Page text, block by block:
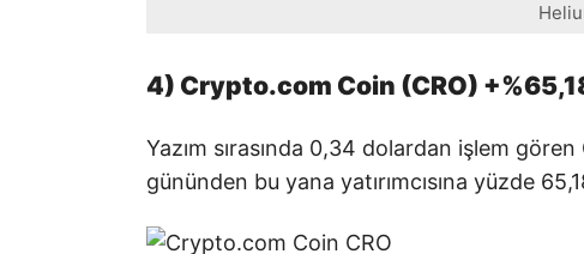
4) Crypto.com Coin (CRO)
Yazım sırasında 0,34 dolardan işlem
gününden bu yana yatırımcısına yüzde